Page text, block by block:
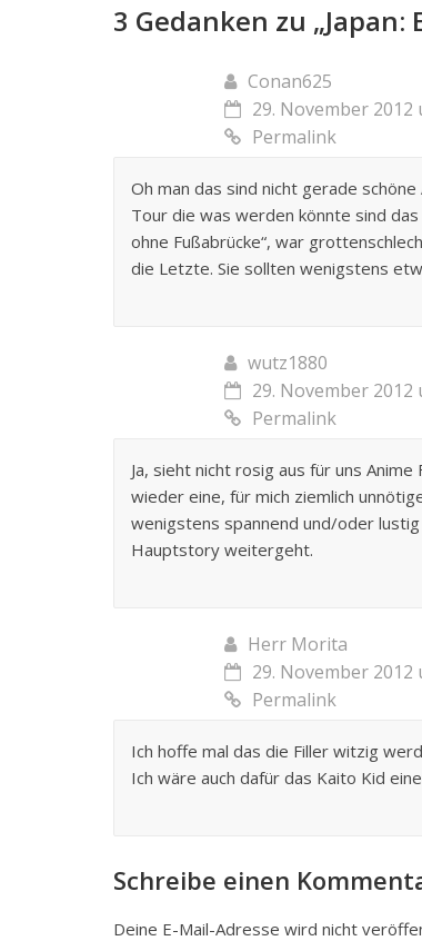
3 Gedanken zu „Japan:
Conan625
29. November 2012
Permalink
Oh man das sind nicht gerade
Tour die was werden könnte sind
ohne Fußabrücke“, war
die Letzte. Sie sollten wenigstens
wutz1880
29. November 2012
Permalink
Ja, sieht nicht rosig aus für uns
wieder eine, für mich ziemlich
wenigstens spannend und/oder
Hauptstory weitergeht.
Herr Morita
29. November 2012
Permalink
Ich hoffe mal das die Filler witzig
Ich wäre auch dafür das Kaito Kid
Schreibe einen
Deine E-Mail-Adresse wird nicht